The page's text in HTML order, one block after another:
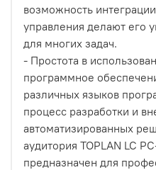
возможность
управления делают его
для многих задач.
- Простота в
программное
различных языков
процесс разработки и
автоматизированных
аудитория TOPLAN LC
предназначен для